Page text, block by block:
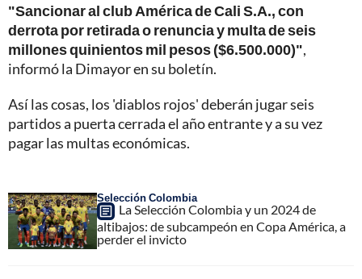
"Sancionar al club América de Cali S.A., con
derrota por retirada o renuncia y multa de seis
millones quinientos mil pesos ($6.500.000)",
informó la Dimayor en su boletín.
Así las cosas, los 'diablos rojos' deberán jugar seis
partidos a puerta cerrada el año entrante y a su vez
pagar las multas económicas.
Selección Colombia
La Selección Colombia y un 2024 de
altibajos: de subcampeón en Copa América, a
perder el invicto